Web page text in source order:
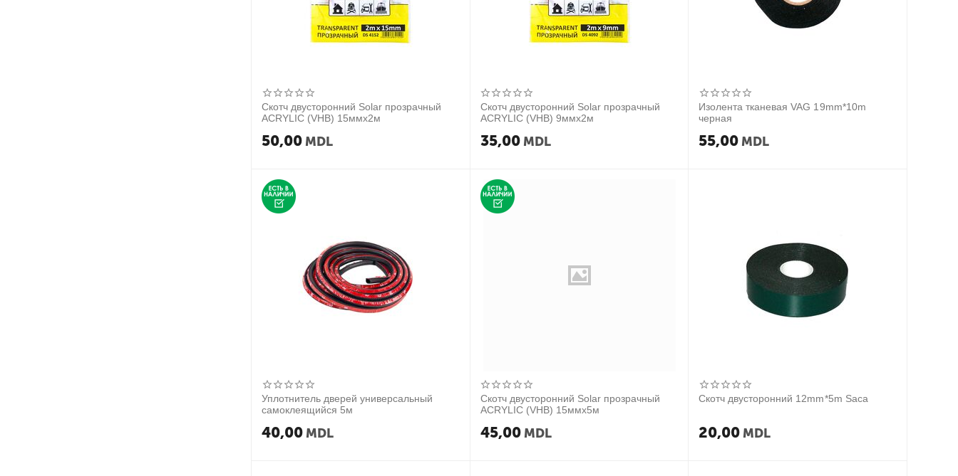
Скотч двусторонний Solar прозрачный
ACRYLIC (VHB) 15ммx2м
50,00 MDL
Скотч двусторонний Solar прозрачный
ACRYLIC (VHB) 9ммx2м
35,00 MDL
Изолента тканевая VAG 19mm*10m
черная
55,00 MDL
Уплотнитель дверей универсальный
самоклеящийся 5м
40,00 MDL
Скотч двусторонний Solar прозрачный
ACRYLIC (VHB) 15ммx5м
45,00 MDL
Скотч двусторонний 12mm*5m Saca
20,00 MDL